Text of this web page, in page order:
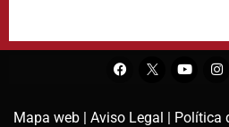
Mapa web | Aviso Legal | Política